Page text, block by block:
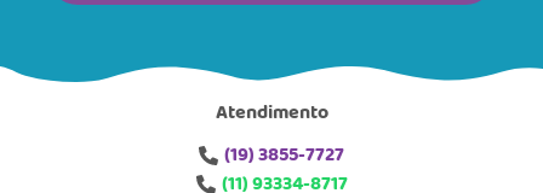
Atendimento
(19)3855-7727
(11)93334-8717